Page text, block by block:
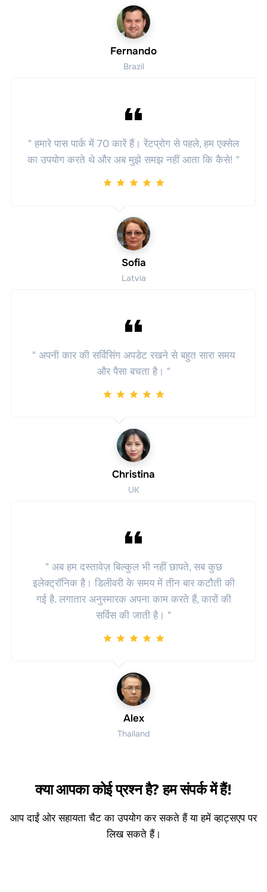
Fernando
Brazil
" हमारे पास पार्क में 70 कारें हैं। रेंटप्रोग से पहले, हम एक्सेल
का उपयोग करते थे और अब मुझे समझ नहीं आता कि कैसे! "
Sofia
Latvia
" अपनी कार की सर्विसिंग अपडेट रखने से बहुत सारा समय
और पैसा बचता है। "
Christina
UK
" अब हम दस्तावेज़ बिल्कुल भी नहीं छापते, सब कुछ
इलेक्ट्रॉनिक है। डिलीवरी के समय में तीन बार कटौती की
गई है. लगातार अनुस्मारक अपना काम करते हैं, कारों की
सर्विस की जाती है। "
Alex
Thailand
क्या आपका कोई प्रश्न है? हम संपर्क में हैं!
आप दाईं ओर सहायता चैट का उपयोग कर सकते हैं या हमें व्हाट्सएप पर
लिख सकते हैं।